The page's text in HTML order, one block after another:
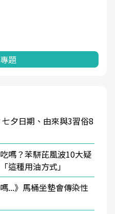
題
夕日期、由來與3習俗8
嗎？苯駢芘風波10大疑
這種用油方式」
...》馬桶坐墊會傳染性